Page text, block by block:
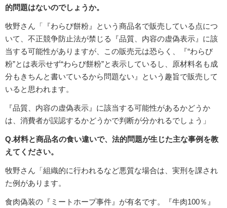
的問題はないのでしょうか。
牧野さん「『わらび餅粉』という商品名で販売している点につ
いて、不正競争防止法が禁じる『品質、内容の虚偽表示』に該
当する可能性がありますが、この販売元は恐らく、『“わらび
粉”とは表示せず“わらび餅粉”と表示しているし、原材料名も成
分もきちんと書いているから問題ない』という趣旨で販売して
いると思われます。
『品質、内容の虚偽表示』に該当する可能性があるかどうか
は、消費者が誤認するかどうかで判断が分かれるでしょう」
Q.材料と商品名の食い違いで、法的問題が生じた主な事例を教
えてください。
牧野さん「組織的に行われるなど悪質な場合は、実刑を課され
た例があります。
食肉偽装の『ミートホープ事件』が有名です。『牛肉100％』